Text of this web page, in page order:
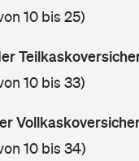
10 bis 25)
10 bis 33)
10 bis 34)